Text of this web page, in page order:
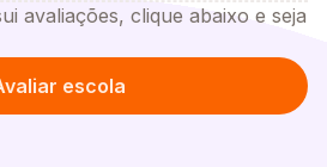
avaliações, clique abaixo e seja
escola